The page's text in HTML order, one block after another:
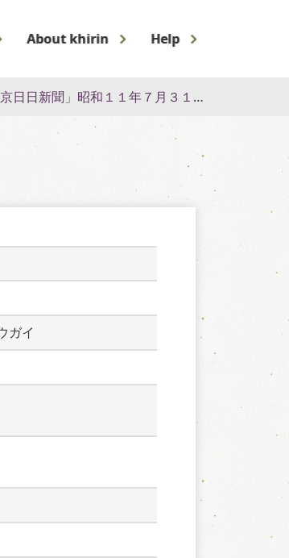
About khirin Help
日日新聞」昭和１１年７月３１日号外
ガイ